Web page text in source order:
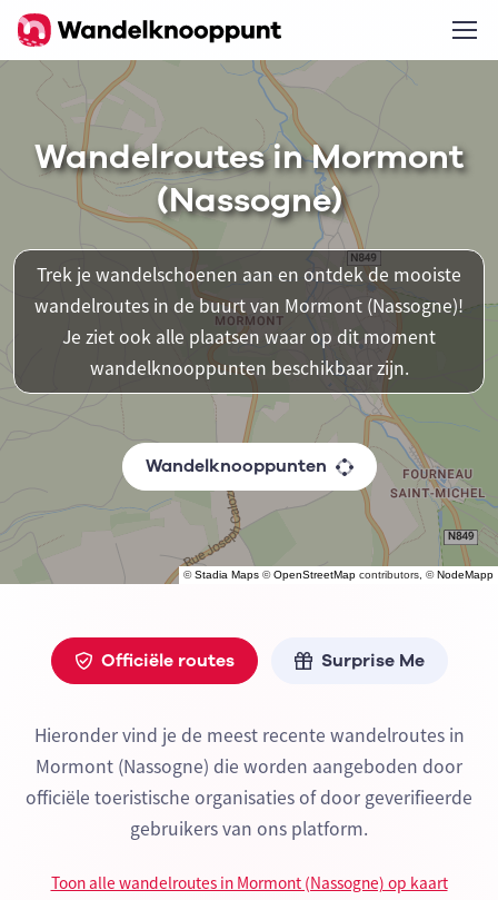
©Stadia Maps ©OpenStreetMap contributors, ©NodeMapp
Wandelroutes in Mormont
(Nassogne)
Trek je wandelschoenen aan en ontdek de mooiste
wandelroutes in de buurt van Mormont (Nassogne)!
Je ziet ook alle plaatsen waar op dit moment
wandelknooppunten beschikbaar zijn.
Wandelknooppunten
Officiële routes Surprise Me
Hieronder vind je de meest recente wandelroutes in
Mormont (Nassogne) die worden aangeboden door
officiële toeristische organisaties of door geverifieerde
gebruikers van ons platform.
Toon alle wandelroutes in Mormont (Nassogne) op kaart